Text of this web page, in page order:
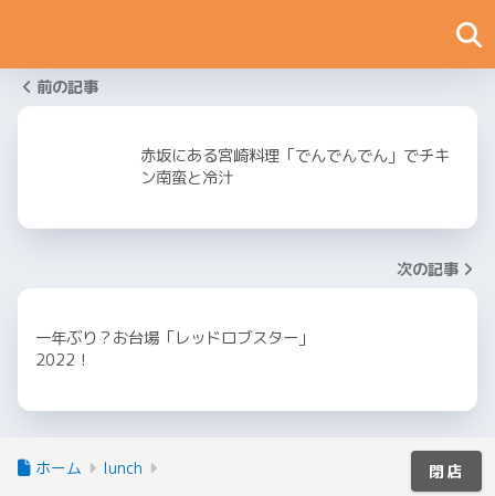
前の記事
赤坂にある宮崎料理「でんでんでん」でチキ
ン南蛮と冷汁
次の記事
一年ぶり？お台場「レッドロブスター」
2022！
ホーム lunch